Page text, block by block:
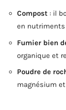
Compost : il
en nutriments
Fumier bien
organique et
Poudre de
magnésium